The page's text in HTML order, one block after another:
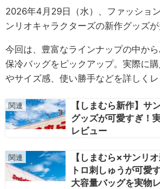
2026年4月29日（水）、ファッショ
ンリオキャラクターズの新作グッズ
今回は、豊富なラインナップの中か
保冷バッグをピックアップ。実際に
やサイズ感、使い勝手などを詳しくレ
【しまむら新作】サ
グッズが可愛すぎ！
レビュー
【しまむら×サンリ
トロ刺しゅうが可愛
大容量バッグを実物